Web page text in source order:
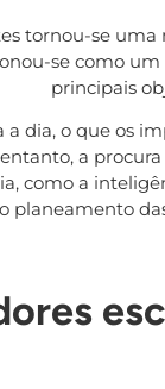
tornou-se
se como
principais
dia, o que os
a
como a
planeamento